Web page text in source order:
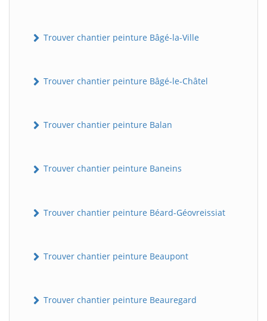
Trouver chantier peinture Bâgé-la-Ville
Trouver chantier peinture Bâgé-le-Châtel
Trouver chantier peinture Balan
Trouver chantier peinture Baneins
Trouver chantier peinture Béard-Géovreissiat
Trouver chantier peinture Beaupont
Trouver chantier peinture Beauregard